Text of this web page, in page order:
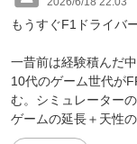
もうすぐF1ドライバ
一昔前は経験積んだ
10代のゲーム世代が
む。シミュレーター
ゲームの延長＋天性